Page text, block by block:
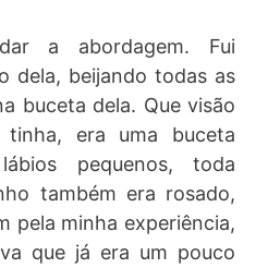
a abordagem. Fui
dela, beijando todas as
buceta dela. Que visão
era uma buceta
pequenos, toda
também era rosado,
pela minha experiência,
que já era um pouco